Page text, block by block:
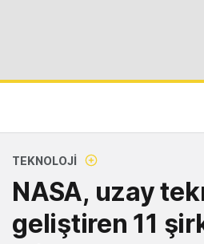
TEKNOLOJI
NASA, uzay
geliştiren 11